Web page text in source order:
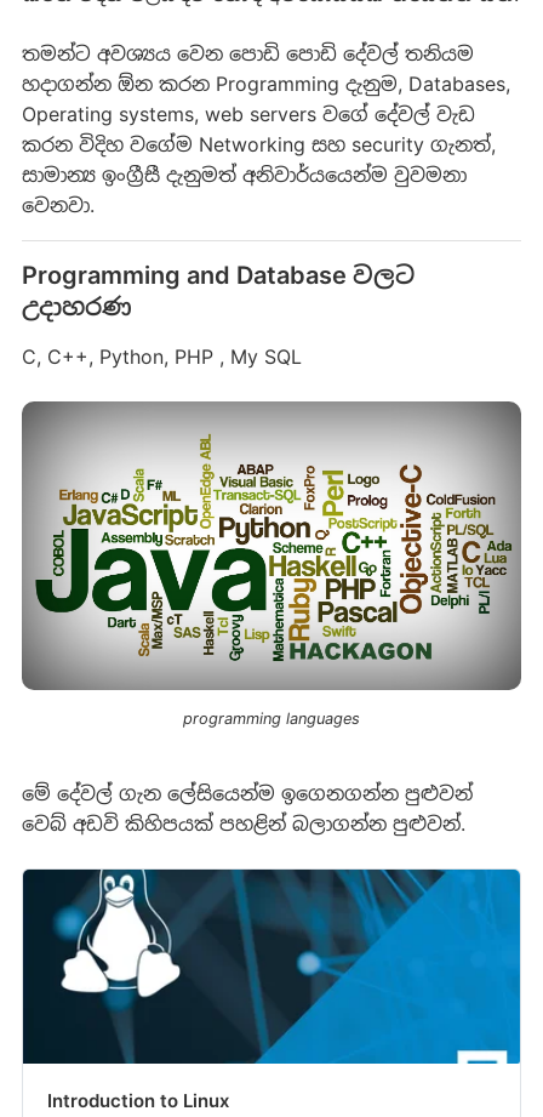
තමන්ට අවශ්‍යය වෙන පොඩි පොඩි දේවල් තනියම
හදාගන්න ඕන කරන Programming දැනුම, Databases,
Operating systems, web servers වගේ දේවල් වැඩ
කරන විදිහ වගේම Networking සහ security ගැනත්,
සාමාන්‍ය ඉංග්‍රීසී දැනුමත් අනිවාර්යයෙන්ම වුවමනා
වෙනවා.
Programming and Database වලට
උදාහරණ
C, C++, Python, PHP , My SQL
programming languages
මේ දේවල් ගැන ලේසියෙන්ම ඉගෙනගන්න පුළුවන්
වෙබ් අඩවි කිහිපයක් පහළින් බලාගන්න පුළුවන්.
Introduction to Linux